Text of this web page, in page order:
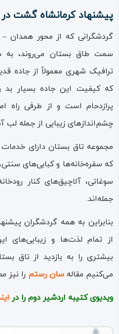
پیشنهاد کرمانشاه گشت
گردشگرانی که از محور همدان
سمت طاق بستان می‌روند، به
ترافیک شهری معمولاً از جاده
که کیفیت این جاده بسیار
پرازدحام است و از طرفی راه
چشم‌اندازهای زیبایی از جمله لب‌
مجموعه تاق بستان دارای
که سفره‌خانه‌ها و کبابی‌های
سوغاتی، آلاچیق‌های کنار
جمله‌اند.
بنابراین به همه گردشگران
از تمام لذت‌ها و زیبایی‌های
بیشتری را به بازدید از تاق‌
می‌کنیم مقاله سان رستم را نیز
ویدیوی کتیبه اردشیر دوم را در